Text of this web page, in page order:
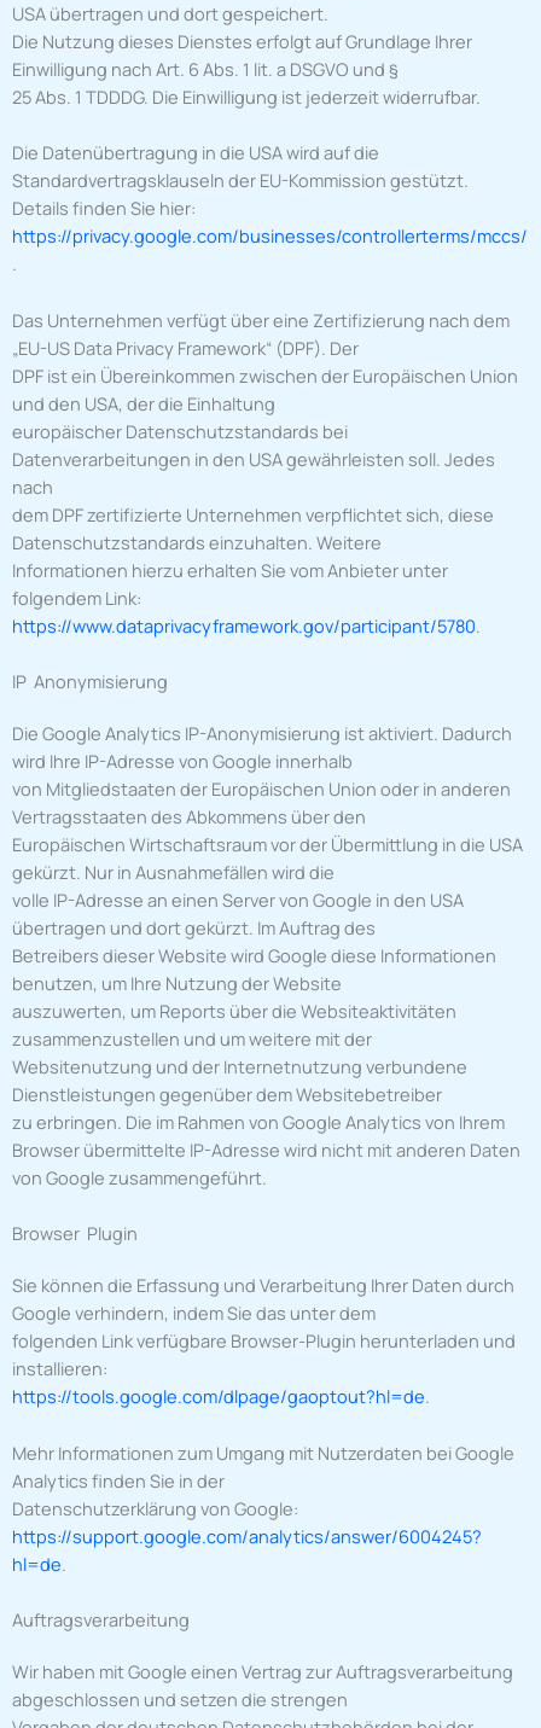
USA übertragen und dort gespeichert.
Die Nutzung dieses Dienstes erfolgt auf Grundlage Ihrer
Einwilligung nach Art. 6 Abs. 1 lit. a DSGVO und §
25 Abs. 1 TDDDG. Die Einwilligung ist jederzeit widerrufbar.
Die Datenübertragung in die USA wird auf die
Standardvertragsklauseln der EU-Kommission gestützt.
Details finden Sie hier:
https://privacy.google.com/businesses/controllerterms/mccs/
.
Das Unternehmen verfügt über eine Zertifizierung nach dem
„EU-US Data Privacy Framework“ (DPF). Der
DPF ist ein Übereinkommen zwischen der Europäischen Union
und den USA, der die Einhaltung
europäischer Datenschutzstandards bei
Datenverarbeitungen in den USA gewährleisten soll. Jedes
nach
dem DPF zertifizierte Unternehmen verpflichtet sich, diese
Datenschutzstandards einzuhalten. Weitere
Informationen hierzu erhalten Sie vom Anbieter unter
folgendem Link:
https://www.dataprivacyframework.gov/participant/5780.
IP Anonymisierung
Die Google Analytics IP-Anonymisierung ist aktiviert. Dadurch
wird Ihre IP-Adresse von Google innerhalb
von Mitgliedstaaten der Europäischen Union oder in anderen
Vertragsstaaten des Abkommens über den
Europäischen Wirtschaftsraum vor der Übermittlung in die USA
gekürzt. Nur in Ausnahmefällen wird die
volle IP-Adresse an einen Server von Google in den USA
übertragen und dort gekürzt. Im Auftrag des
Betreibers dieser Website wird Google diese Informationen
benutzen, um Ihre Nutzung der Website
auszuwerten, um Reports über die Websiteaktivitäten
zusammenzustellen und um weitere mit der
Websitenutzung und der Internetnutzung verbundene
Dienstleistungen gegenüber dem Websitebetreiber
zu erbringen. Die im Rahmen von Google Analytics von Ihrem
Browser übermittelte IP-Adresse wird nicht mit anderen Daten
von Google zusammengeführt.
Browser Plugin
Sie können die Erfassung und Verarbeitung Ihrer Daten durch
Google verhindern, indem Sie das unter dem
folgenden Link verfügbare Browser-Plugin herunterladen und
installieren:
https://tools.google.com/dlpage/gaoptout?hl=de.
Mehr Informationen zum Umgang mit Nutzerdaten bei Google
Analytics finden Sie in der
Datenschutzerklärung von Google:
https://support.google.com/analytics/answer/6004245?
hl=de.
Auftragsverarbeitung
Wir haben mit Google einen Vertrag zur Auftragsverarbeitung
abgeschlossen und setzen die strengen